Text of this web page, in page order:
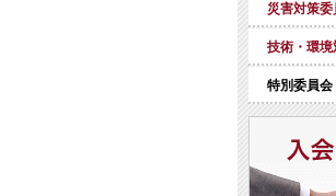
災害対策委
技術・環
特別委員会